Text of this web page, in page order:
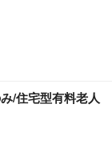
/住宅型有料老人